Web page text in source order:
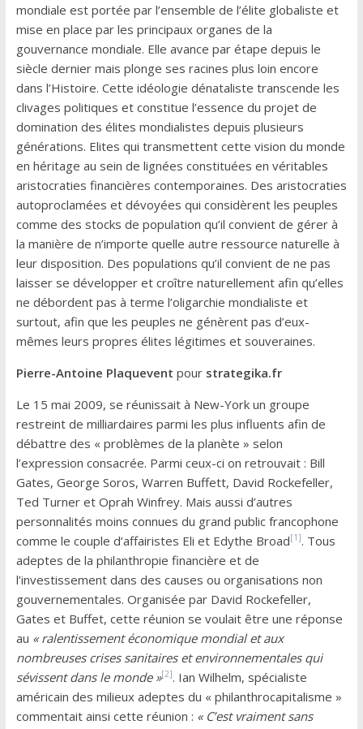
mondiale est portée par l’ensemble de l’élite globaliste et
mise en place par les principaux organes de la
gouvernance mondiale. Elle avance par étape depuis le
siècle dernier mais plonge ses racines plus loin encore
dans l’Histoire. Cette idéologie dénataliste transcende les
clivages politiques et constitue l’essence du projet de
domination des élites mondialistes depuis plusieurs
générations. Elites qui transmettent cette vision du monde
en héritage au sein de lignées constituées en véritables
aristocraties financières contemporaines. Des aristocraties
autoproclamées et dévoyées qui considèrent les peuples
comme des stocks de population qu’il convient de gérer à
la manière de n’importe quelle autre ressource naturelle à
leur disposition. Des populations qu’il convient de ne pas
laisser se développer et croître naturellement afin qu’elles
ne débordent pas à terme l’oligarchie mondialiste et
surtout, afin que les peuples ne génèrent pas d’eux-
mêmes leurs propres élites légitimes et souveraines.
Pierre-Antoine Plaquevent pour strategika.fr
Le 15 mai 2009, se réunissait à New-York un groupe
restreint de milliardaires parmi les plus influents afin de
débattre des « problèmes de la planète » selon
l’expression consacrée. Parmi ceux-ci on retrouvait : Bill
Gates, George Soros, Warren Buffett, David Rockefeller,
Ted Turner et Oprah Winfrey. Mais aussi d’autres
personnalités moins connues du grand public francophone
comme le couple d’affairistes Eli et Edythe Broad[1]. Tous
adeptes de la philanthropie financière et de
l’investissement dans des causes ou organisations non
gouvernementales. Organisée par David Rockefeller,
Gates et Buffet, cette réunion se voulait être une réponse
au « ralentissement économique mondial et aux
nombreuses crises sanitaires et environnementales qui
sévissent dans le monde »[2]. Ian Wilhelm, spécialiste
américain des milieux adeptes du « philanthrocapitalisme »
commentait ainsi cette réunion : « C’est vraiment sans